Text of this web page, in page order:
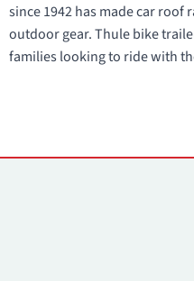
since 1942 has made car roof
outdoor gear. Thule bike
families looking to ride with